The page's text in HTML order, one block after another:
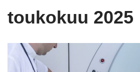
toukokuu 2025